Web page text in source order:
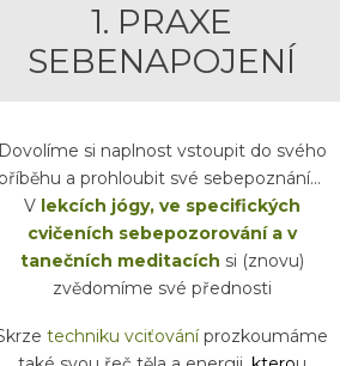
1. PRAXE
SEBENAPOJENÍ
Dovolíme si naplnost vstoupit do svého
a prohloubit své sebepoznání...
V lekcích jógy, ve specifických
cvičeních sebepozorování a v
tanečních meditacích si (znovu)
zvědomíme své přednosti
techniku vciťováníprozkoumáme